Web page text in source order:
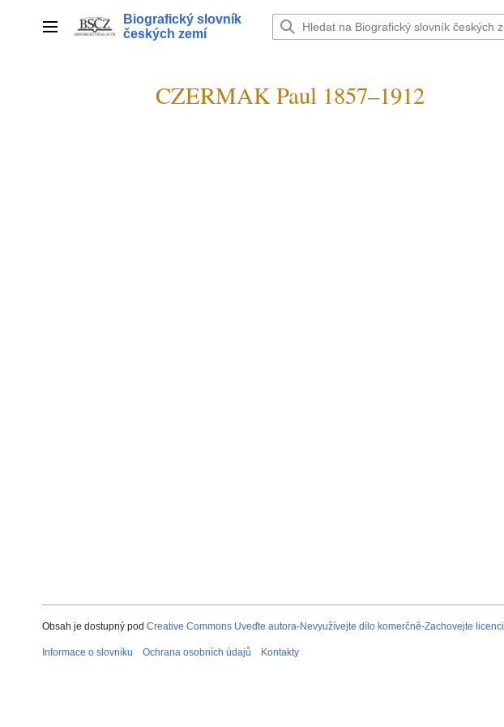
Hlavní menu
Biografický slovník
českých zemí
CZERMAK Paul 1857–1912
Obsah je dostupný pod Creative Commons Uveďte autora-Nevyužívejte dílo komerčně-Zachovejte licenci
Informace o slovníku Ochrana osobních údajů Kontakty